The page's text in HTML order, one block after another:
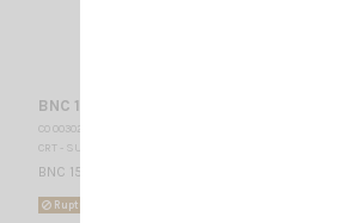
BNC 1505 PROLONGATEUR BNC FEMELLE
CO 003025
CRT - SUPERSTAR
BNC 1505 PROLONGATEUR BNC FEMELLE
Rupture de stock